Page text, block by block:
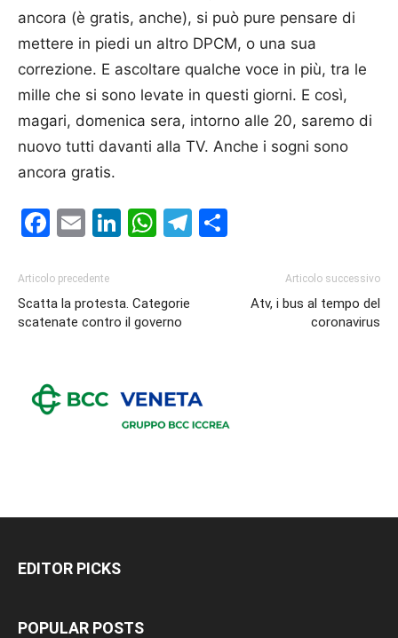
ancora (è gratis, anche), si può pure pensare di
mettere in piedi un altro DPCM, o una sua
correzione. E ascoltare qualche voce in più, tra le
mille che si sono levate in questi giorni. E così,
magari, domenica sera, intorno alle 20, saremo di
nuovo tutti davanti alla TV. Anche i sogni sono
ancora gratis.
Facebook
EmailLinkedIn
WhatsApp
Telegram
Articolo precedente
Scatta la protesta. Categorie
scatenate contro il governo
Articolo successivo
Atv, i bus al tempo del
coronavirus
EDITOR PICKS
POPULAR POSTS